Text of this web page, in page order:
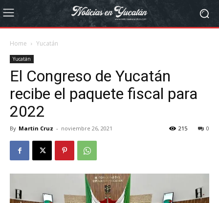
Home Yucatán
Yucatán
El Congreso de Yucatán
recibe el paquete fiscal para
2022
By Martin Cruz - noviembre 26, 2021 0
215